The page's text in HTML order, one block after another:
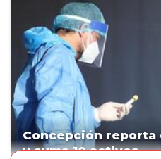
Concepción reporta
y suma 10 activos